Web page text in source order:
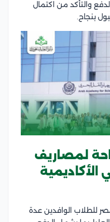
والتأكد من اكتمال
بنجاح.
لمصاريف
الأكاديمية
للطلاب الوافدين عدة